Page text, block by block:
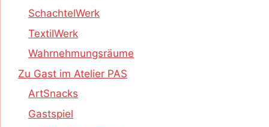
SchachtelWerk
TextilWerk
Wahrnehmungsräume
Zu Gast im Atelier PAS
ArtSnacks
Gastspiel